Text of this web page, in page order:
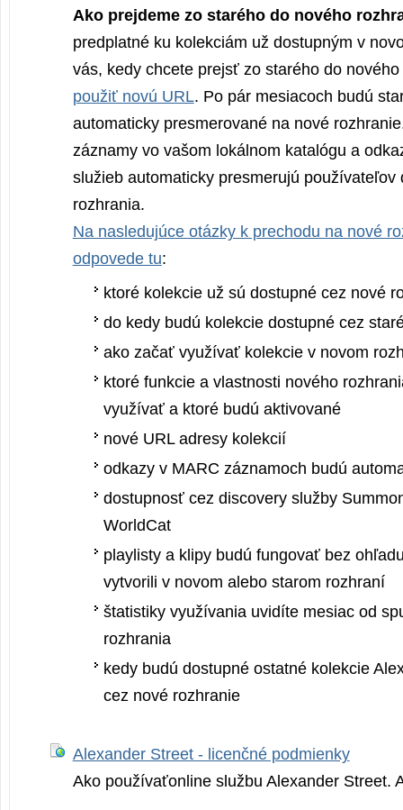
Ako prejdeme zo starého do nového
predplatné ku kolekciám už dostupným v
vás, kedy chcete prejsť zo starého do
použiť novú URL. Po pár mesiacoch budú
automaticky presmerované na nové
záznamy vo vašom lokálnom katalógu a
služieb automaticky presmerujú používateľov
rozhrania.
Na nasledujúce otázky k prechodu na nové
odpovede tu:
ktoré kolekcie už sú dostupné cez nové
do kedy budú kolekcie dostupné cez
ako začať využívať kolekcie v novom
ktoré funkcie a vlastnosti nového
využívať a ktoré budú aktivované
nové URL adresy kolekcií
odkazy v MARC záznamoch budú
dostupnosť cez discovery služby
WorldCat
playlisty a klipy budú fungovať bez
vytvorili v novom alebo starom rozhraní
štatistiky využívania uvidíte mesiac od
rozhrania
kedy budú dostupné ostatné kolekcie
cez nové rozhranie
Alexander Street - licenčné podmienky
Ako používaťonline službu Alexander Street.